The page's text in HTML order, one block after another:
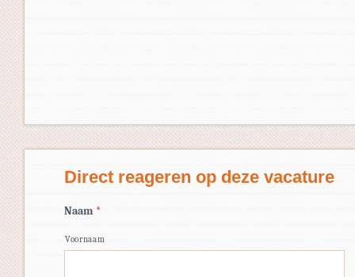
Direct reageren op deze vacature
Naam *
Voornaam